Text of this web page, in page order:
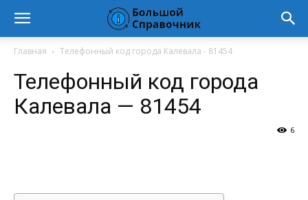
Главная Телефонный код города Калевала - 81454
Телефонный код города
Калевала — 81454
6